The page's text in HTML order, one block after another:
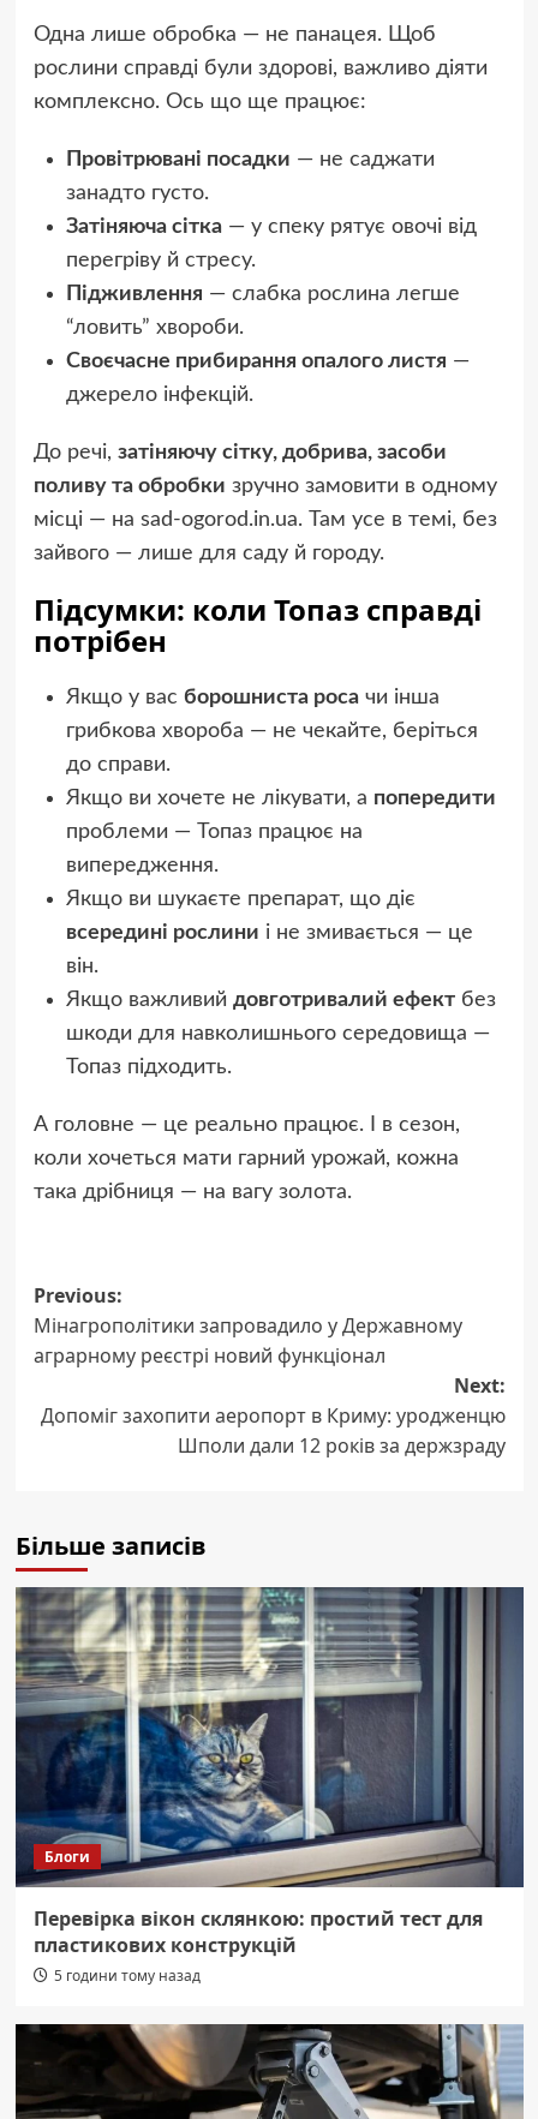
Одна лише обробка — не панацея. Щоб
рослини справді були здорові, важливо діяти
комплексно. Ось що ще працює:
Провітрювані посадки — не саджати
занадто густо.
Затіняюча сітка— у спеку рятує овочі від
перегріву й стресу.
Підживлення — слабка рослина легше
“ловить” хвороби.
Своєчасне прибирання опалого листя —
джерело інфекцій.
До речі, затіняючу сітку, добрива, засоби
поливу та обробки зручно замовити в одному
місці — на sad-ogorod.in.ua. Там усе в темі, без
зайвого — лише для саду й городу.
Підсумки: коли Топаз справді
потрібен
Якщо у вас борошниста росачи інша
грибкова хвороба — не чекайте, беріться
до справи.
Якщо ви хочете не лікувати, а попередити
проблеми — Топаз працює на
випередження.
Якщо ви шукаєте препарат, що діє
всередині рослини і не змивається — це
він.
Якщо важливий довготривалий ефектбез
шкоди для навколишнього середовища —
Топаз підходить.
А головне — це реально працює. І в сезон,
коли хочеться мати гарний урожай, кожна
така дрібниця — на вагу золота.
Post
navigation
Previous:
Мінагрополітики запровадило у Державному
аграрному реєстрі новий функціонал
Next:
Допоміг захопити аеропорт в Криму: уродженцю
Шполи дали 12 років за держзраду
Більше записів
Блоги
Перевірка вікон склянкою: простий тест для
пластикових конструкцій
5 години тому назад